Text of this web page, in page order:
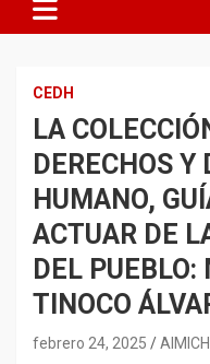
CEDH
LA
DERECHOS Y
HUMANO,
ACTUAR DE
DEL
TINOCO
febrero 24, 2025 AIMICH